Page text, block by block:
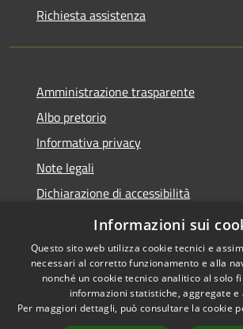
Richiesta assistenza
Amministrazione trasparente
Albo pretorio
Informativa privacy
Note legali
Dichiarazione di accessibilità
Piano di miglioramento del sito
Accessibilità
Copyright
Informazioni sui
Questo sito web utilizza cookie tecnici e
necessari al corretto funzionamento e alla
nonché un cookie tecnico analitico al solo
informazioni statistiche, aggregate e
Per maggiori dettagli, può consultare la cookie